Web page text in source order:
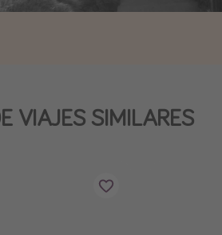
VIAJES SIMILARES